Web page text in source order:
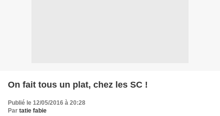
On fait tous un plat, chez les SC !
Publié le 12/05/2016 à 20:28
Par tatie fabie